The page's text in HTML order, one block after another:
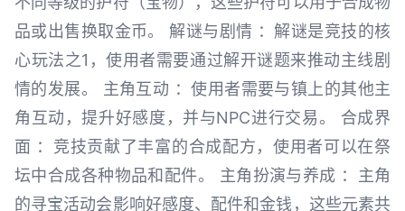
品或出售换取金币。 解谜与剧情 ：解谜是竞技的核
心玩法之1，使用者需要通过解开谜题来推动主线剧
情的发展。 主角互动 ：使用者需要与镇上的其他主
角互动，提升好感度，并与NPC进行交易。 合成界
面 ：竞技贡献了丰富的合成配方，使用者可以在祭
坛中合成各种物品和配件。 主角扮演与养成 ：主角
的寻宝活动会影响好感度、配件和金钱，这些元素共